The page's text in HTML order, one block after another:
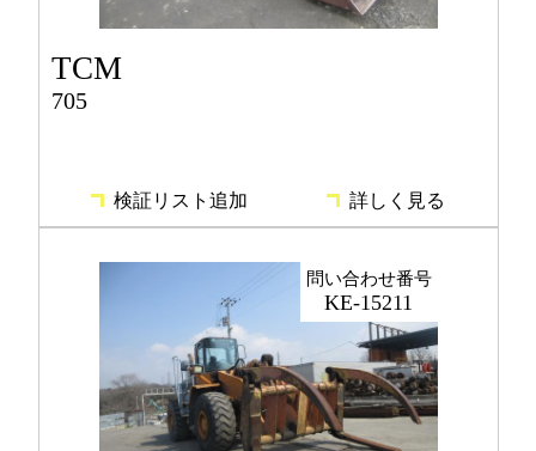
TCM
705
検証リスト追加 詳しく見る
問い合わせ番号
KE-15211